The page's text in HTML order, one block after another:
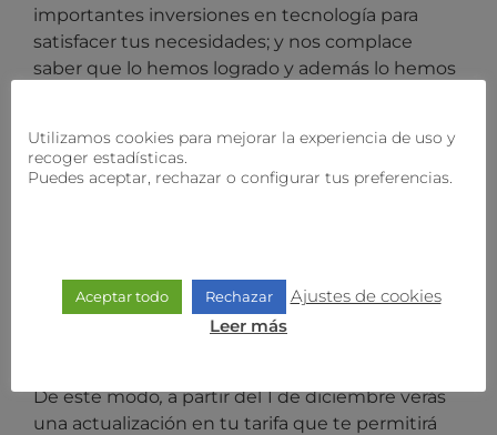
importantes inversiones en tecnología para
satisfacer tus necesidades; y nos complace
saber que lo hemos logrado y además lo hemos
Con todo, el aumento de los costos operativos
provocados por el incremento del IPC, van a
la gestión para que muy pronto recibas más
velocidad. ¡Más megas para potenciar tu
De este modo,a partir del 1 de diciembre verás
una actualización en tu tarifa que te permitirá
Utilizamos cookies para mejorar la experiencia de uso y
recoger estadísticas.
Puedes aceptar, rechazar o configurar tus preferencias.
Aceptar todo Rechazar
Ajustes de cookies
Leer más